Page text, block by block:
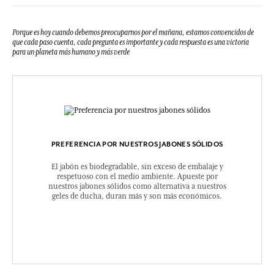
Porque es hoy cuando debemos preocuparnos por el mañana, estamos convencidos de
que cada paso cuenta, cada pregunta es importante y cada respuesta es una victoria
para un planeta más humano y más verde
PREFERENCIA POR NUESTROS JABONES SÓLIDOS
El jabón es biodegradable, sin exceso de embalaje y
respetuoso con el medio ambiente. Apueste por
nuestros jabones sólidos como alternativa a nuestros
geles de ducha, duran más y son más económicos.